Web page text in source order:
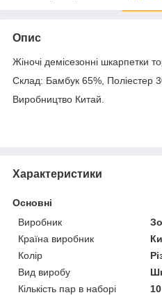
Опис
Жіночі демісезонні шкарпетки
Склад: Бамбук 65%, Поліестер
Виробництво Китай.
Характеристики
Основні
Виробник
Країна виробник
Колір
Вид виробу
Кількість пар в наборі
10